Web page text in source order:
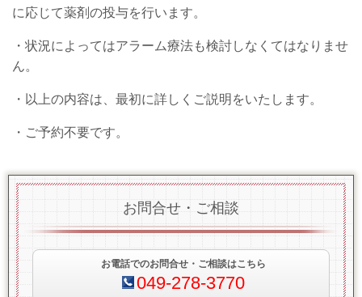
に応じて薬剤の投与を行います。
・状況によってはアラーム療法も検討しなくてはなりませ
ん。
・以上の内容は、最初に詳しくご説明をいたします。
・ご予約不要です。
お問合せ・ご相談
お電話でのお問合せ・ご相談はこちら
049-278-3770